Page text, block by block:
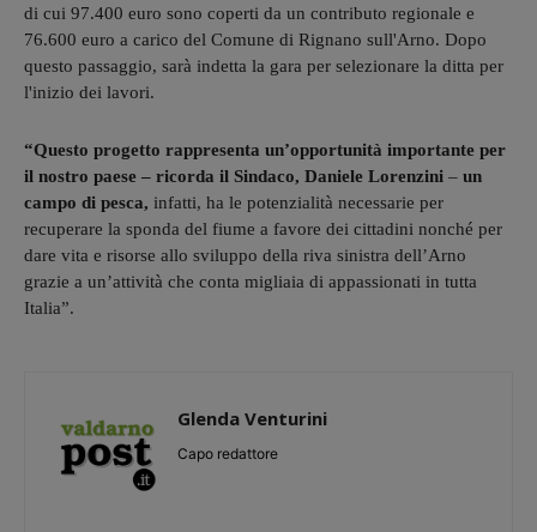
di cui 97.400 euro sono coperti da un contributo regionale e
76.600 euro a carico del Comune di Rignano sull'Arno. Dopo
questo passaggio, sarà indetta la gara per selezionare la ditta per
l'inizio dei lavori.
“Questo progetto rappresenta un’opportunità importante per
il nostro paese – ricorda il Sindaco, Daniele Lorenzini – un
campo di pesca, infatti, ha le potenzialità necessarie per
recuperare la sponda del fiume a favore dei cittadini nonché per
dare vita e risorse allo sviluppo della riva sinistra dell’Arno
grazie a un’attività che conta migliaia di appassionati in tutta
Italia”.
Glenda Venturini
Capo redattore